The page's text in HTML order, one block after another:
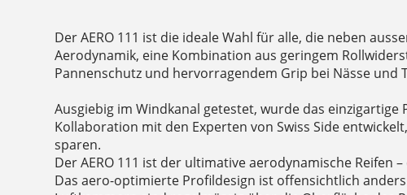
Der AERO 111 ist die ideale Wahl für alle, die neben
Aerodynamik, eine Kombination aus geringem
Pannenschutz und hervorragendem Grip bei Nässe und
Ausgiebig im Windkanal getestet, wurde das einzigartige
Kollaboration mit den Experten von Swiss Side
sparen.
Der AERO 111 ist der ultimative aerodynamische Reifen
Das aero-optimierte Profildesign ist offensichtlich